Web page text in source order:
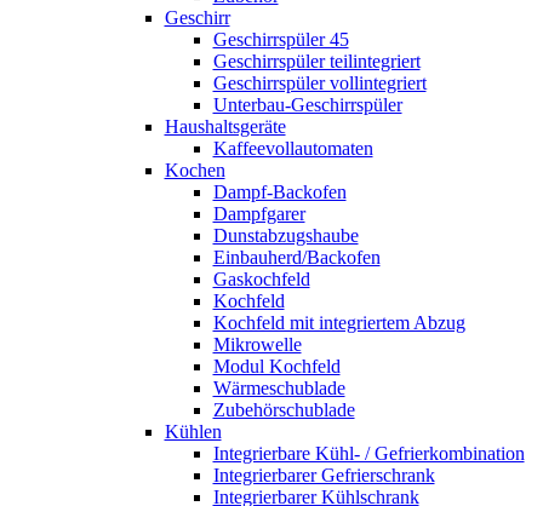
Geschirr
Geschirrspüler 45
Geschirrspüler teilintegriert
Geschirrspüler vollintegriert
Unterbau-Geschirrspüler
Haushaltsgeräte
Kaffeevollautomaten
Kochen
Dampf-Backofen
Dampfgarer
Dunstabzugshaube
Einbauherd/Backofen
Gaskochfeld
Kochfeld
Kochfeld mit integriertem Abzug
Mikrowelle
Modul Kochfeld
Wärmeschublade
Zubehörschublade
Kühlen
Integrierbare Kühl- / Gefrierkombination
Integrierbarer Gefrierschrank
Integrierbarer Kühlschrank